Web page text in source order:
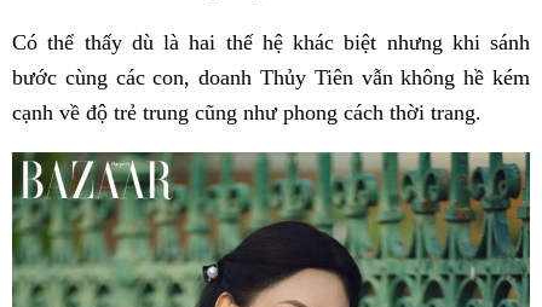
Có thể thấy dù là hai thế hệ khác biệt nhưng khi sánh
bước cùng các con, doanh Thủy Tiên vẫn không hề kém
cạnh về độ trẻ trung cũng như phong cách thời trang.